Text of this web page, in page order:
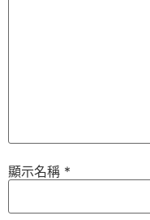
顯示名稱 *